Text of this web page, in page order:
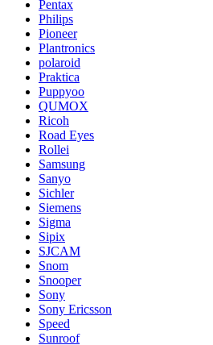
Pentax
Philips
Pioneer
Plantronics
polaroid
Praktica
Puppyoo
QUMOX
Ricoh
Road Eyes
Rollei
Samsung
Sanyo
Sichler
Siemens
Sigma
Sipix
SJCAM
Snom
Snooper
Sony
Sony Ericsson
Speed
Sunroof